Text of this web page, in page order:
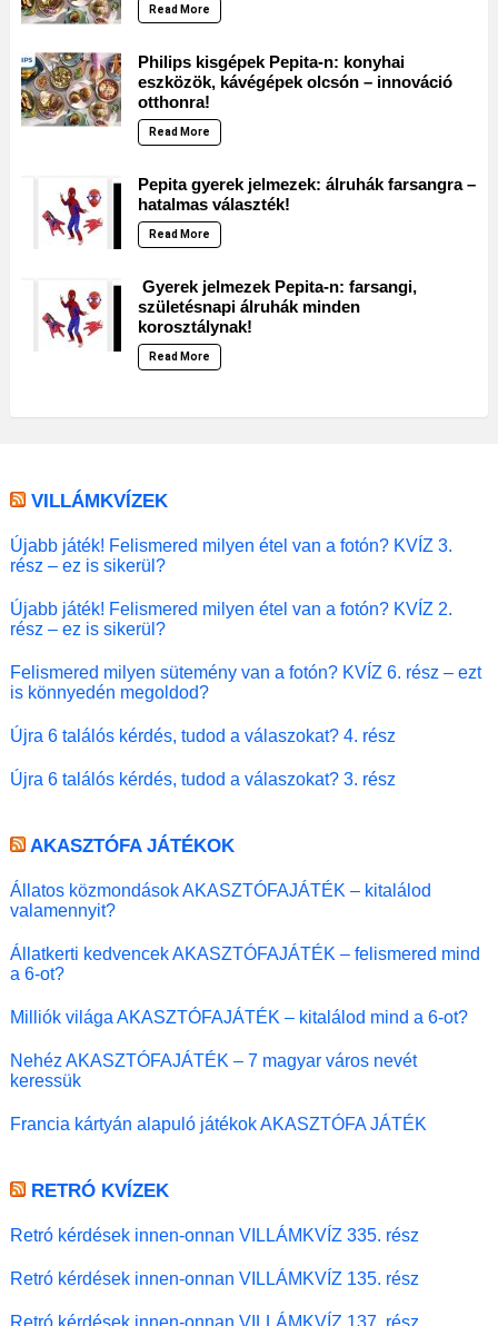
Read More
Philips kisgépek Pepita-n: konyhai
eszközök, kávégépek olcsón – innováció
otthonra!
Read More
Pepita gyerek jelmezek: álruhák farsangra –
hatalmas választék!
Read More
Gyerek jelmezek Pepita-n: farsangi,
születésnapi álruhák minden
korosztálynak!
Read More
VILLÁMKVÍZEK
Újabb játék! Felismered milyen étel van a fotón? KVÍZ 3.
rész – ez is sikerül?
Újabb játék! Felismered milyen étel van a fotón? KVÍZ 2.
rész – ez is sikerül?
Felismered milyen sütemény van a fotón? KVÍZ 6. rész – ezt
is könnyedén megoldod?
Újra 6 találós kérdés, tudod a válaszokat? 4. rész
Újra 6 találós kérdés, tudod a válaszokat? 3. rész
AKASZTÓFA JÁTÉKOK
Állatos közmondások AKASZTÓFAJÁTÉK – kitalálod
valamennyit?
Állatkerti kedvencek AKASZTÓFAJÁTÉK – felismered mind
a 6-ot?
Milliók világa AKASZTÓFAJÁTÉK – kitalálod mind a 6-ot?
Nehéz AKASZTÓFAJÁTÉK – 7 magyar város nevét
keressük
Francia kártyán alapuló játékok AKASZTÓFA JÁTÉK
RETRÓ KVÍZEK
Retró kérdések innen-onnan VILLÁMKVÍZ 335. rész
Retró kérdések innen-onnan VILLÁMKVÍZ 135. rész
Retró kérdések innen-onnan VILLÁMKVÍZ 137. rész